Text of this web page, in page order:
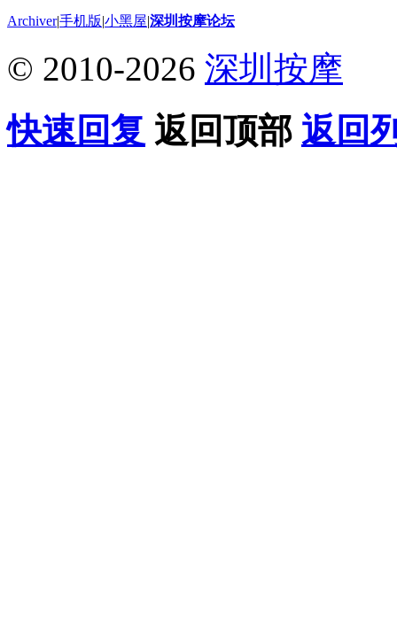
Archiver|手机版|小黑屋|深圳按摩论坛
© 2010-2026 深圳按摩
快速回复 返回顶部 返回